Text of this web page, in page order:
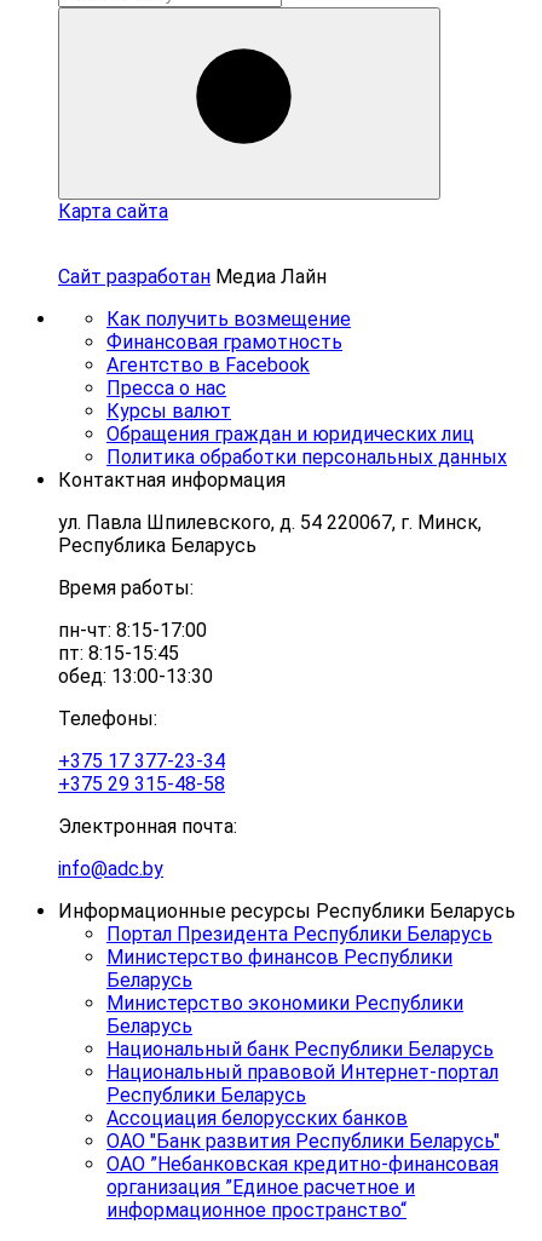
Карта сайта
Сайт разработан Медиа Лайн
Как получить возмещение
Финансовая грамотность
Агентство в Facebook
Пресса о нас
Курсы валют
Обращения граждан и юридических лиц
Политика обработки персональных данных
Контактная информация
ул. Павла Шпилевского, д. 54 220067, г. Минск,
Республика Беларусь
Время работы:
пн-чт: 8:15-17:00
пт: 8:15-15:45
обед: 13:00-13:30
Телефоны:
+375 17 377-23-34
+375 29 315-48-58
Электронная почта:
info@adc.by
Информационные ресурсы Республики Беларусь
Портал Президента Республики Беларусь
Министерство финансов Республики
Беларусь
Министерство экономики Республики
Беларусь
Национальный банк Республики Беларусь
Национальный правовой Интернет-портал
Республики Беларусь
Ассоциация белорусских банков
ОАО "Банк развития Республики Беларусь"
ОАО ”Небанковская кредитно-финансовая
организация ”Единое расчетное и
информационное пространство“